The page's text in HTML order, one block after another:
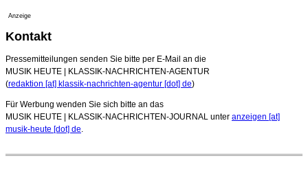
Anzeige
Kontakt
Pressemitteilungen senden Sie bitte per E-Mail an die
MUSIK HEUTE | KLASSIK-NACHRICHTEN-AGENTUR
(redaktion [at] klassik-nachrichten-agentur [dot] de)
Für Werbung wenden Sie sich bitte an das
MUSIK HEUTE | KLASSIK-NACHRICHTEN-JOURNAL unter anzeigen [at]
musik-heute [dot] de